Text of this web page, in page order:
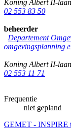
Koning Albert II-
02 553 83 50
beheerder
Departement
omgevingsplanning
Koning Albert II-
02 553 11 71
Frequentie
niet gepland
GEMET - INSPIRE